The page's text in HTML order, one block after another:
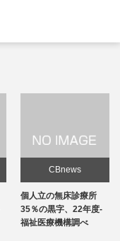
CBnews
個人立の無床診療所
35％の黒字、22年度-
福祉医療機構調べ